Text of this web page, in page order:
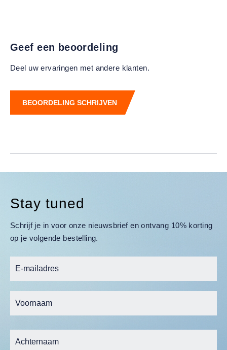
Geef een beoordeling
Deel uw ervaringen met andere klanten.
BEOORDELING SCHRIJVEN
Stay tuned
Schrijf je in voor onze nieuwsbrief en ontvang 10% korting
op je volgende bestelling.